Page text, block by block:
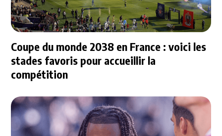
Coupe du monde 2038 en France : voici les
stades favoris pour accueillir la
compétition